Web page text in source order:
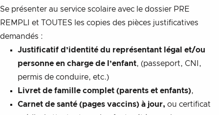
Se présenter au service scolaire avec le dossier PRE
REMPLI et TOUTES les copies des pièces justificatives
demandés :
Justificatif d’identité du représentant légal et/ou
personne en charge de l’enfant, (passeport, CNI,
permis de conduire, etc.)
Livret de famille complet (parents et enfants),
Carnet de santé (pages vaccins) à jour, ou certificat